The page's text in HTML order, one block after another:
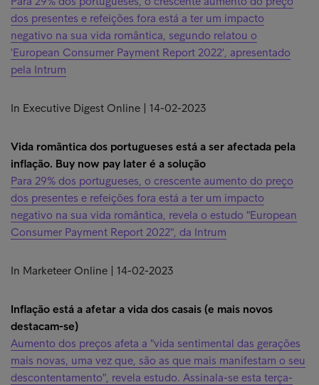
dos presentes e refeições fora está a ter um impacto
negativo na sua vida romântica, segundo relatou o
'European Consumer Payment Report 2022', apresentado
pela Intrum
In Executive Digest Online | 14-02-2023
Vida romântica dos portugueses está a ser afectada pela
inflação. Buy now pay later é a solução
Para 29% dos portugueses, o crescente aumento do preço
dos presentes e refeições fora está a ter um impacto
negativo na sua vida romântica, revela o estudo "European
Consumer Payment Report 2022", da Intrum
In Marketeer Online | 14-02-2023
Inflação está a afetar a vida dos casais (e mais novos
destacam-se)
Aumento dos preços afeta a "vida sentimental das gerações
mais novas, uma vez que, são as que mais manifestam o seu
descontentamento", revela estudo. Assinala-se esta terça-